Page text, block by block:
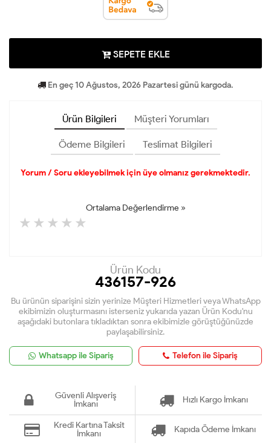
SEPETE EKLE
En geç 10 Ağustos, 2026 Pazartesi günü kargoda.
Ürün Bilgileri Müşteri Yorumları
Ödeme Bilgileri Teslimat Bilgileri
Yorum / Soru ekleyebilmek için üye olmanız gerekmektedir.
Ortalama Değerlendirme »
Ürün Kodu
436157-926
Bu ürünün siparişini sizin yerinize Müşteri Hizmetleri veya WhatsApp
ekibimizin oluşturmasını isterseniz yukarıda yazan Ürün Kodu'nu
aşağıdaki butonlara tıkladıktan sonra ekibimizle görüştüğünüzde
paylaşabilirsiniz.
Whatsapp ile Sipariş Telefon ile Sipariş
Güvenli Alışveriş
İmkanı
Hızlı Kargo İmkanı
Kredi Kartına Taksit
İmkanı
Kapıda Ödeme İmkanı